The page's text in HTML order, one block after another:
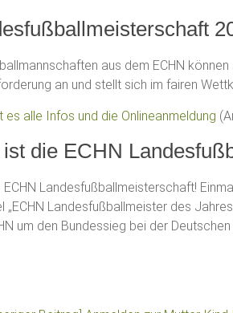
aus dem ECHN
an und stellt sich im fairen
es alle Infos und die Onlineanmeldung
die ECHN
ECHN Landesfußballmeisterschaft!
„ECHN Landesfußballmeister des
um den Bundessieg bei der